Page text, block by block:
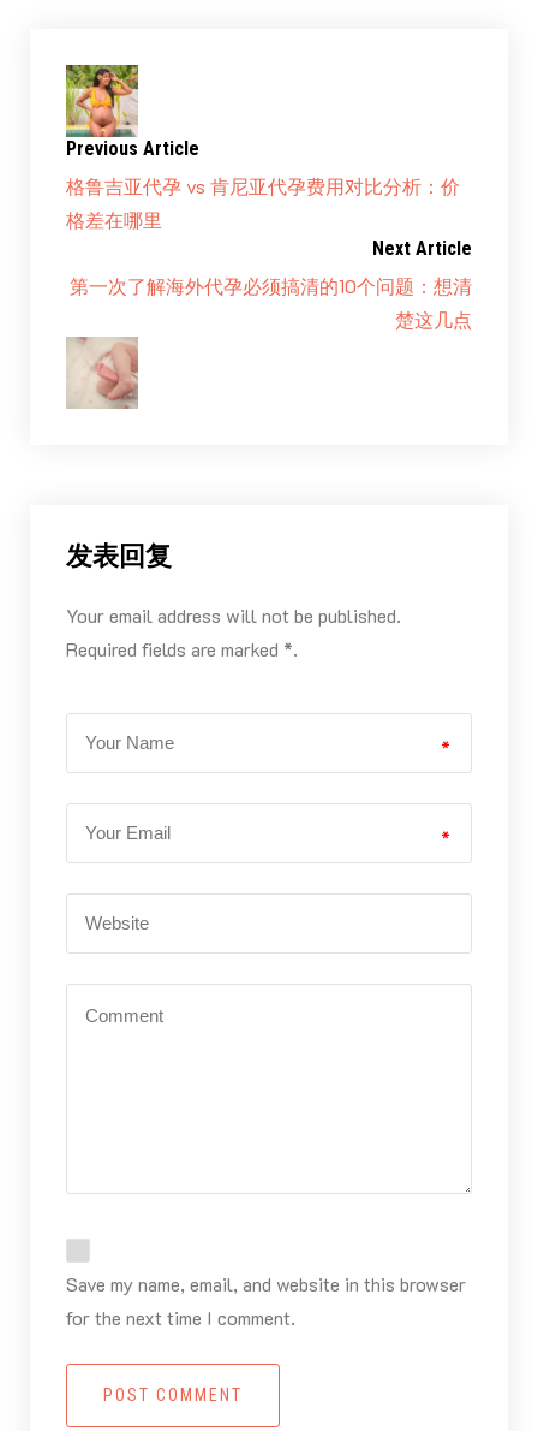
Previous Article
格鲁吉亚代孕 vs 肯尼亚代孕费用对比分析：价
格差在哪里
Next Article
第一次了解海外代孕必须搞清的10个问题：想清
楚这几点
发表回复
Your email address will not be published.
Required fields are marked *.
*
*
Save my name, email, and website in this browser
for the next time I comment.
POST COMMENT